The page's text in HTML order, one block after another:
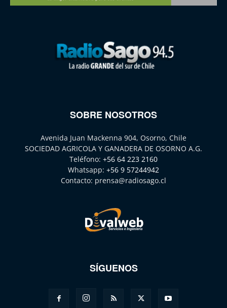
SOBRE NOSOTROS
Avenida Juan Mackenna 904, Osorno, Chile
SOCIEDAD AGRICOLA Y GANADERA DE OSORNO A.G.
Teléfono: +56 64 223 2160
Whatsapp: +56 9 57244942
Contacto: prensa@radiosago.cl
SÍGUENOS